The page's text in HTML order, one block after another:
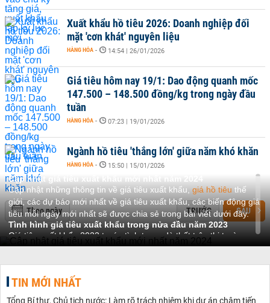
Xuất khẩu hồ tiêu 2026: Doanh nghiệp đối
mặt 'cơn khát' nguyên liệu
HÀNG HÓA - 14:54 | 26/01/2026
Giá tiêu hôm nay 19/1: Dao động quanh mốc
147.500 – 148.500 đồng/kg trong ngày đầu
tuần
HÀNG HÓA - 07:23 | 19/01/2026
Ngành hồ tiêu 'thắng lớn' giữa năm khó khăn
HÀNG HÓA - 15:50 | 15/01/2026
Theo ngày TRƯỚC SAU
Cập nhật giá tiêu xuất khẩu mới nhất năm 2024
Cập nhật những thông tin về giá tiêu xuất khẩu, giá hồ tiêu thế
giới, các dự báo mới nhất về giá tiêu xuất khẩu, các biến động giá
tiêu mỗi ngày mới nhất sẽ được chia sẻ trong bài viết dưới đây.
Tình hình giá tiêu xuất khẩu trong nửa đầu năm 2023
Giá tiêu xuất khẩu 2023 trước tình trạng dù thất trên thị trường
diễn biến giá tiêu trong quý 2 năm ngoái biến động theo chiều
giảm thêm khoảng 500 đến 1.000 đồng mỗi kg và hiện nay tháng
4 mức giá này vẫn đang được duy trì.
TIN MỚI NHẤT
Tổng Bí thư, Chủ tịch nước: Làm rõ trách nhiệm khi dự án chậm tiến